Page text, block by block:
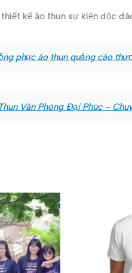
thiết kế áo thun sự kiện độc
phục áo thun quảng cáo
Văn Phòng Đại Phúc –